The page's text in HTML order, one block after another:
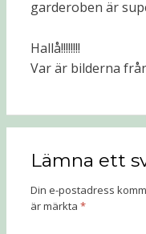
garderoben är
Hallå!!!!!!!!
Var är bilderna
Lämna ett
Din e-postadress
är märkta *